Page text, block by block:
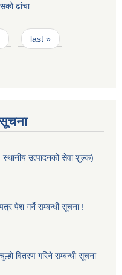
ढांचा
last »
उत्पादनको सेवा शुल्क)
पेश गर्ने सम्बन्धी सूचना !
वितरण गरिने सम्बन्धी सूचना